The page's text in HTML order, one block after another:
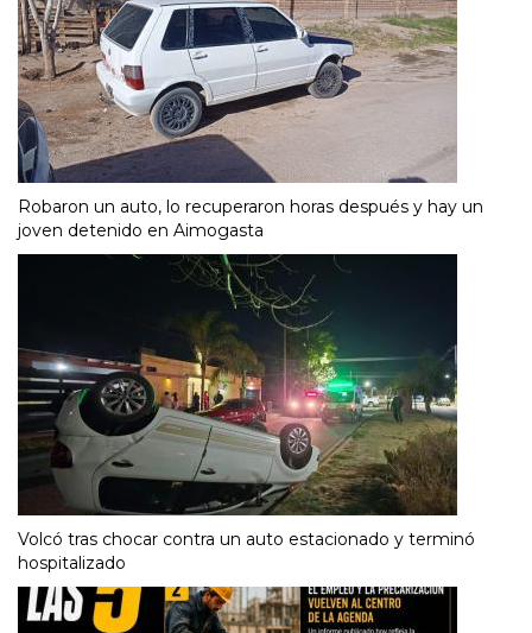
Robaron un auto, lo recuperaron horas después y hay un
joven detenido en Aimogasta
Volcó tras chocar contra un auto estacionado y terminó
hospitalizado